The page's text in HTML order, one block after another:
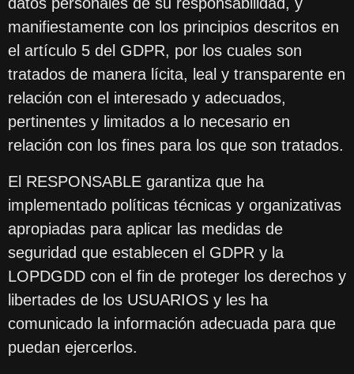
manifiestamente con los principios descritos en
el artículo 5 del GDPR, por los cuales son
tratados de manera lícita, leal y transparente en
relación con el interesado y adecuados,
pertinentes y limitados a lo necesario en
relación con los fines para los que son tratados.
El RESPONSABLE garantiza que ha
implementado políticas técnicas y organizativas
apropiadas para aplicar las medidas de
seguridad que establecen el GDPR y la
LOPDGDD con el fin de proteger los derechos y
libertades de los USUARIOS y les ha
comunicado la información adecuada para que
puedan ejercerlos.